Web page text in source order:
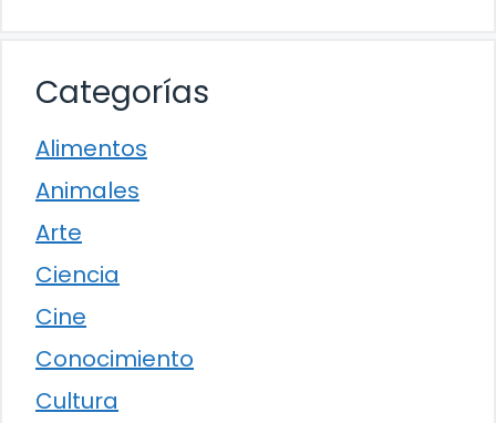
Categorías
Alimentos
Animales
Arte
Ciencia
Cine
Conocimiento
Cultura